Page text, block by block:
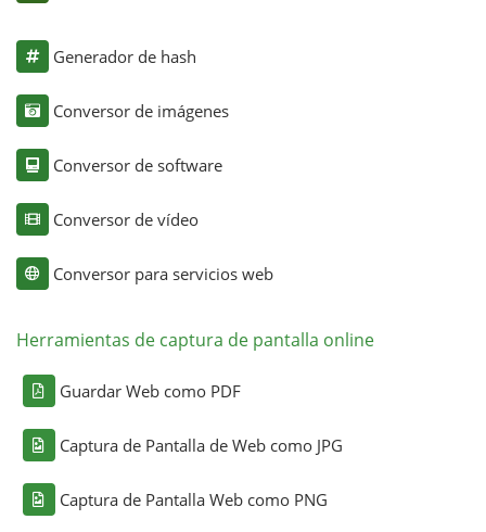
Generador de hash
Conversor de imágenes
Conversor de software
Conversor de vídeo
Conversor para servicios web
Herramientas de captura de pantalla online
Guardar Web como PDF
Captura de Pantalla de Web como JPG
Captura de Pantalla Web como PNG